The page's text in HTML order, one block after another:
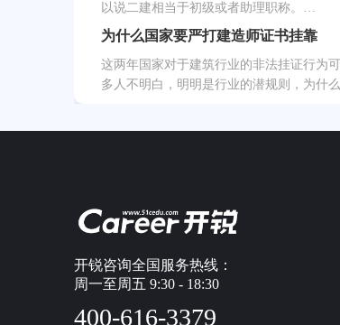
以说二建相当于初级或者助理职称。…
为什么国家要严打建造师证书挂靠
这两年国家对于建筑行业的非法挂证行为
多人不明白，明明是行业的潜规则，为什
开锐咨询全国服务热线：
周一至周五 9:30 - 18:30
400-616-3379